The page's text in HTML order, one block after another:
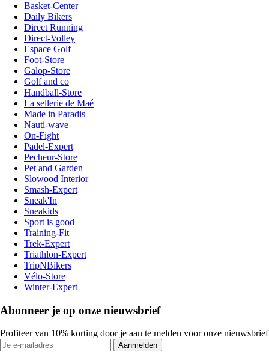
Basket-Center
Daily Bikers
Direct Running
Direct-Volley
Espace Golf
Foot-Store
Galop-Store
Golf and co
Handball-Store
La sellerie de Maé
Made in Paradis
Nauti-wave
On-Fight
Padel-Expert
Pecheur-Store
Pet and Garden
Slowood Interior
Smash-Expert
Sneak'In
Sneakids
Sport is good
Training-Fit
Trek-Expert
Triathlon-Expert
TripNBikers
Vélo-Store
Winter-Expert
Abonneer je op onze nieuwsbrief
Profiteer van 10% korting door je aan te melden voor onze nieuwsbrief
Aanmelden